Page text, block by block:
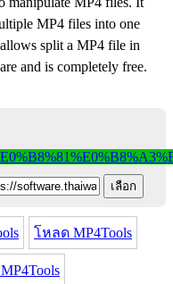
MP4 files into one
split a MP4 file in
and is completely free.
โหลด MP4Tools